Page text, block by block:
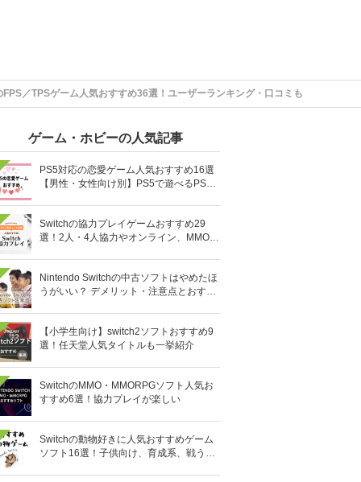
FPS／TPSゲーム人気おすすめ36選！ユーザーランキング・口コミも
ゲーム・ホビーの人気記事
PS5対応の恋愛ゲーム人気おすすめ16選
【男性・女性向け別】PS5で遊べるPS4
Switchの協力プレイゲームおすすめ29
選！2人・4人協力やオンライン、MMOR
Nintendo Switchの中古ソフトはやめたほ
うがいい？ デメリット・注意点とおすす
【小学生向け】switch2ソフトおすすめ9
選！任天堂人気タイトルも一挙紹介
SwitchのMMO・MMORPGソフト人気お
すすめ6選！協力プレイが楽しい
Switchの動物好きに人気おすすめゲーム
ソフト16選！子供向け、育成系、戦う格